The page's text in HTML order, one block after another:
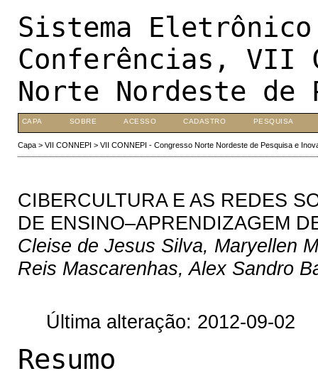
Sistema
Conferências, VII
Norte Nordeste de
CAPA SOBRE ACESSO CADASTRO PESQUISA
Capa> VII CONNEPI > VII CONNEPI - Congresso Norte Nordeste de Pesquisa e
CIBERCULTURA E AS REDES
DE ENSINO–APRENDIZAGEM
Cleise de Jesus Silva, Maryellen
Reis Mascarenhas, Alex Sandro
Última alteração: 2012-09-02
Resumo